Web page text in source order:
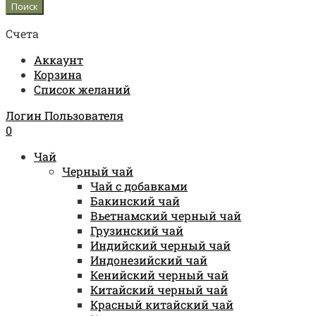
Счета
Аккаунт
Корзина
Список желаний
Логин Пользователя
0
Чай
Черный чай
Чай с добавками
Бакинский чай
Вьетнамский черный чай
Грузинский чай
Индийский черный чай
Индонезийский чай
Кенийский черный чай
Китайский черный чай
Красный китайский чай